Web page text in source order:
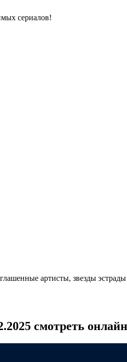
сериалов!
артисты, звезды
смотреть онлайн